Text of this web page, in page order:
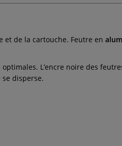
et de la cartouche. Feutre en
L’encre noire des
se disperse.